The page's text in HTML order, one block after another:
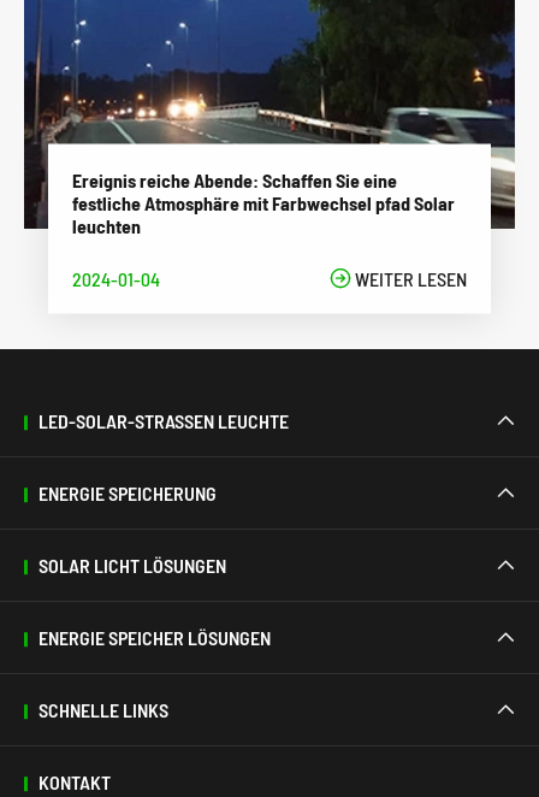
Ereignis reiche Abende: Schaffen Sie eine
festliche Atmosphäre mit Farbwechsel pfad Solar
leuchten
2024-01-04 WEITER LESEN
LED-SOLAR-STRASSEN LEUCHTE 
ENERGIE SPEICHERUNG 
SOLAR LICHT LÖSUNGEN 
ENERGIE SPEICHER LÖSUNGEN 
SCHNELLE LINKS 
KONTAKT